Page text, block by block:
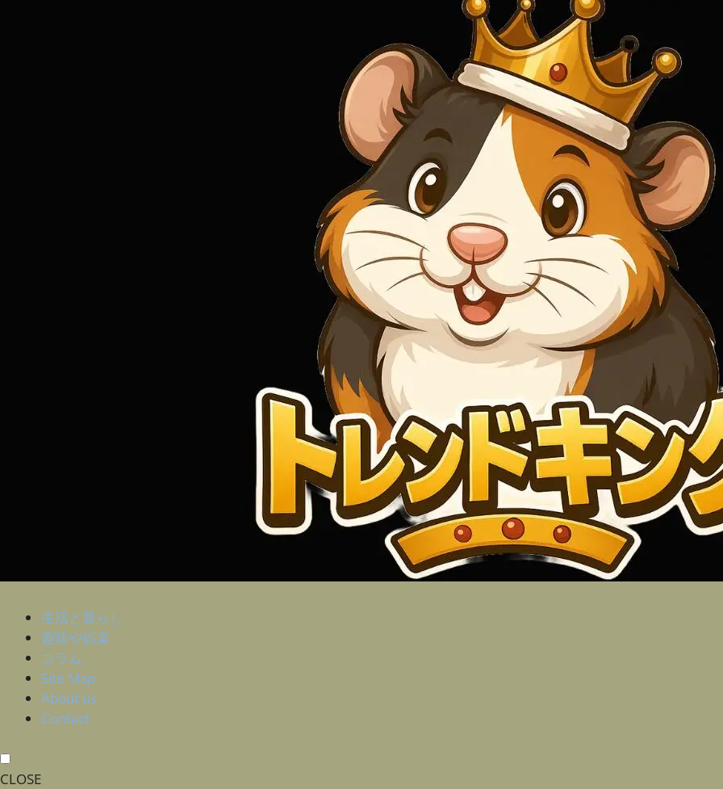
生活と暮らし
趣味や娯楽
コラム
Site Map
About us
Contact
CLOSE